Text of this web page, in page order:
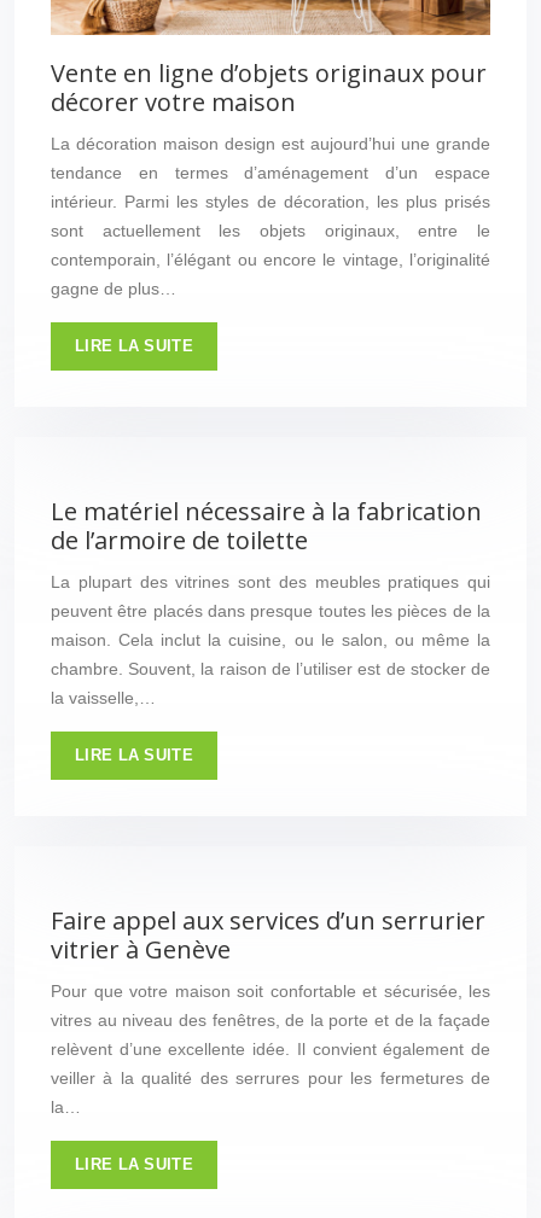
Vente en ligne d’objets originaux pour
décorer votre maison
La décoration maison design est aujourd’hui une grande
tendance en termes d’aménagement d’un espace
intérieur. Parmi les styles de décoration, les plus prisés
sont actuellement les objets originaux, entre le
contemporain, l’élégant ou encore le vintage, l’originalité
gagne de plus…
LIRE LA SUITE
Le matériel nécessaire à la fabrication
de l’armoire de toilette
La plupart des vitrines sont des meubles pratiques qui
peuvent être placés dans presque toutes les pièces de la
maison. Cela inclut la cuisine, ou le salon, ou même la
chambre. Souvent, la raison de l’utiliser est de stocker de
la vaisselle,…
LIRE LA SUITE
Faire appel aux services d’un serrurier
vitrier à Genève
Pour que votre maison soit confortable et sécurisée, les
vitres au niveau des fenêtres, de la porte et de la façade
relèvent d’une excellente idée. Il convient également de
veiller à la qualité des serrures pour les fermetures de
la…
LIRE LA SUITE